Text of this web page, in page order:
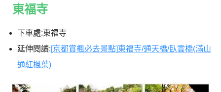
東福寺
下車處:東福寺
延伸閱讀:[京都賞楓必去景點]東福寺/通天橋/臥雲橋(滿山
通紅楓葉)